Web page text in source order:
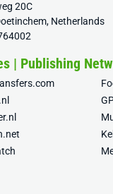
20C
Netherlands
| Publishing